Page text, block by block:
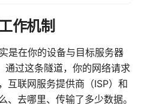
作机制
是在你的设备与目标服务器
通过这条隧道，你的网络请求
互联网服务提供商（ISP）和
、去哪里、传输了多少数据。